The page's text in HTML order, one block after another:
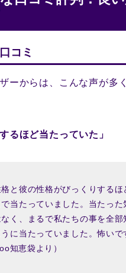
コミ
ーからは、こんな声が多
るほど当たっていた」
と彼の性格がびっくりするほ
で当たっていました。当たった
く、まるで私たちの事を全部
に当たっていました。怖いで
知恵袋より）